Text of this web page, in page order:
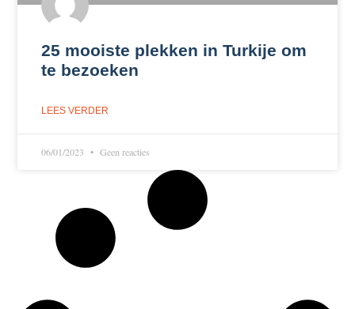
25 mooiste plekken in Turkije om
te bezoeken
LEES VERDER
06/01/2023 Geen reacties